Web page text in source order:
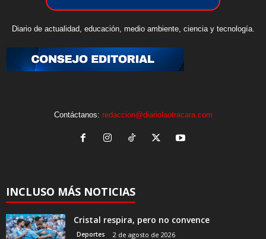
Diario de actualidad, educación, medio ambiente, ciencia y tecnología.
Contáctanos: redaccion@diariolaotracara.com
INCLUSO MÁS NOTICIAS
Cristal respira, pero no convence
Deportes 2 de agosto de 2026